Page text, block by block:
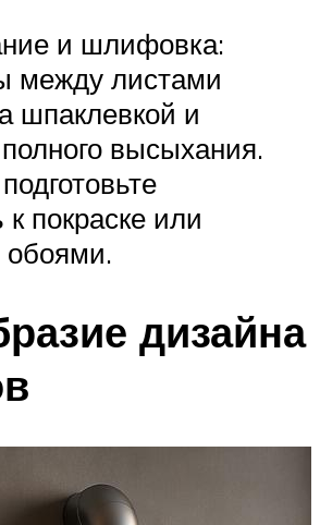
и шлифовка:
между листами
шпаклевкой и
высыхания.
к покраске или
дизайна